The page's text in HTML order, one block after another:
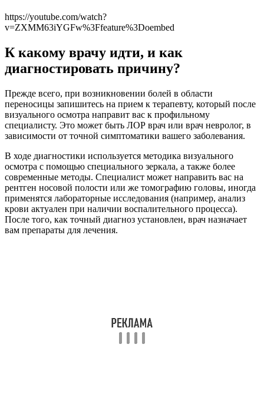
https://youtube.com/watch?
v=ZXMM63iYGFw%3Ffeature%3Doembed
К какому врачу идти, и как
диагностировать причину?
Прежде всего, при возникновении болей в области
переносицы запишитесь на прием к терапевту, который после
визуального осмотра направит вас к профильному
специалисту. Это может быть ЛОР врач или врач невролог, в
зависимости от точной симптоматики вашего заболевания.
В ходе диагностики используется методика визуального
осмотра с помощью специального зеркала, а также более
современные методы. Специалист может направить вас на
рентген носовой полости или же томографию головы, иногда
применятся лабораторные исследования (например, анализ
крови актуален при наличии воспалительного процесса).
После того, как точный диагноз установлен, врач назначает
вам препараты для лечения.